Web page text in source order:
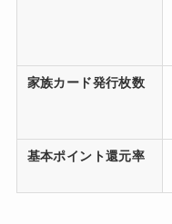
家族カード発行枚数
基本ポイント還元率